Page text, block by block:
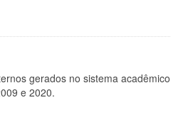
gerados no sistema acadêmico
e 2020.